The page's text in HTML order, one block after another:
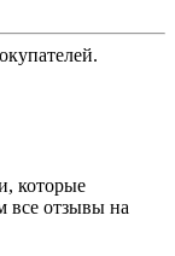
которые
все отзывы на